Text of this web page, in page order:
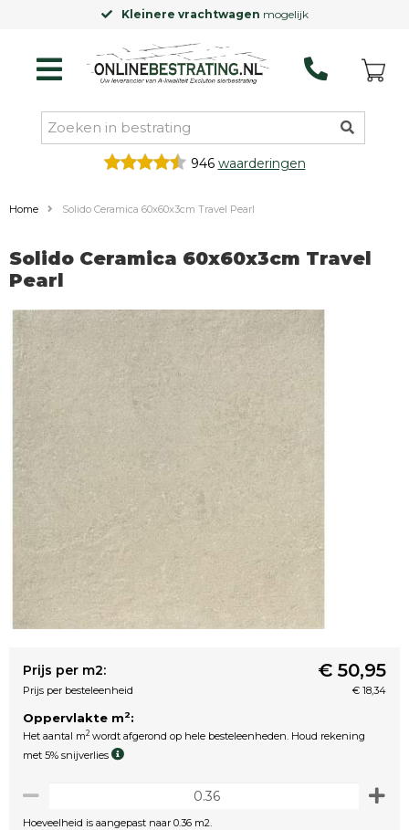
Kleinere vrachtwagen mogelijk
946 waarderingen
Home Solido Ceramica 60x60x3cm Travel Pearl
Solido Ceramica 60x60x3cm Travel
Pearl
Prijs per m2: € 50,95
Prijs per besteleenheid € 18,34
Oppervlakte m2:
Het aantal m2 wordt afgerond op hele besteleenheden. Houd rekening
met 5% snijverlies
Hoeveelheid is aangepast naar 0.36 m2.